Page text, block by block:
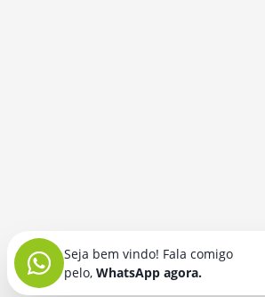
Seja bem vindo! Fala comigo
pelo, WhatsApp agora.